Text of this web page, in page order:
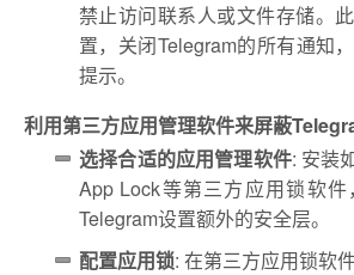
禁止访问联系人或文件存储。
置，关闭Telegram的所有通知
提示。
利用第三方应用管理软件来屏蔽
选择合适的应用管理软件: 安装
App Lock等第三方应用锁软
Telegram设置额外的安全层。
配置应用锁: 在第三方应用锁软